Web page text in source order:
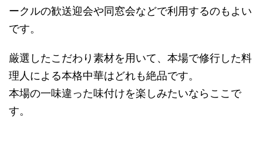
ークルの歓送迎会や同窓会などで利用するのもよい
です。
厳選したこだわり素材を用いて、本場で修行した料
理人による本格中華はどれも絶品です。
本場の一味違った味付けを楽しみたいならここで
す。